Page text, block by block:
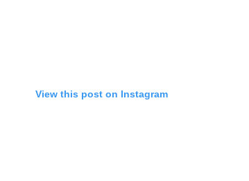
View this post on Instagram